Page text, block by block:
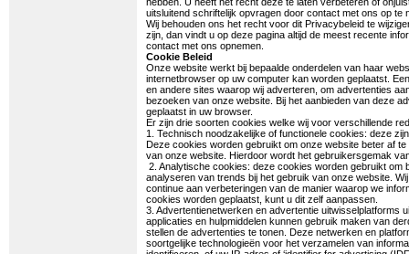
uitsluitend schriftelijk opvragen door contact met ons op te
Wij behouden ons het recht voor dit Privacybeleid te
zijn, dan vindt u op deze pagina altijd de meest recente
contact met ons opnemen.
Cookie Beleid
Onze website werkt bij bepaalde onderdelen van haar
internetbrowser op uw computer kan worden geplaatst.
en andere sites waarop wij adverteren, om advertenties
bezoeken van onze website. Bij het aanbieden van deze
geplaatst in uw browser.
Er zijn drie soorten cookies welke wij voor verschillende
1. Technisch noodzakelijke of functionele cookies: deze
Deze cookies worden gebruikt om onze website beter af
van onze website. Hierdoor wordt het gebruikersgemak
2. Analytische cookies: deze cookies worden gebruikt
analyseren van trends bij het gebruik van onze website.
continue aan verbeteringen van de manier waarop we
cookies worden geplaatst, kunt u dit zelf aanpassen.
3. Advertentienetwerken en advertentie uitwisselplatforms
applicaties en hulpmiddelen kunnen gebruik maken van
stellen de advertenties te tonen. Deze netwerken en
soortgelijke technologieën voor het verzamelen van